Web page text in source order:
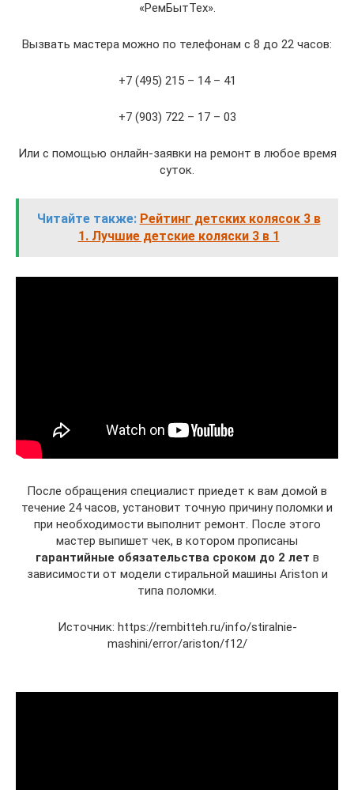
«РемБытТех».
Вызвать мастера можно по телефонам с 8 до 22 часов:
+7 (495) 215 – 14 – 41
+7 (903) 722 – 17 – 03
Или с помощью онлайн-заявки на ремонт в любое время
суток.
Читайте также: Рейтинг детских колясок 3 в
1. Лучшие детские коляски 3 в 1
После обращения специалист приедет к вам домой в
течение 24 часов, установит точную причину поломки и
при необходимости выполнит ремонт. После этого
мастер выпишет чек, в котором прописаны
гарантийные обязательства сроком до 2 лет в
зависимости от модели стиральной машины Ariston и
типа поломки.
Источник: https://rembitteh.ru/info/stiralnie-
mashini/error/ariston/f12/